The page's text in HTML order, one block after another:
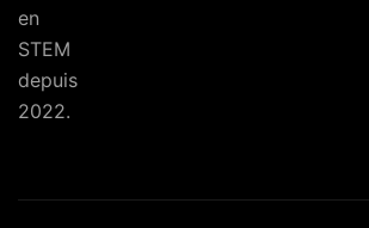
en
STEM
depuis
2022.